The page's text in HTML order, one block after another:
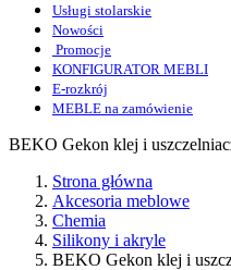
Usługi stolarskie
Nowości
Promocje
KONFIGURATOR MEBLI
E-rozkrój
MEBLE na zamówienie
BEKO Gekon klej i
Strona główna
Akcesoria meblowe
Chemia
Silikony i akryle
BEKO Gekon klej i